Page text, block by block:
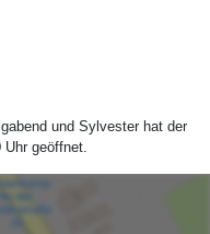
und Sylvester hat der
geöffnet.